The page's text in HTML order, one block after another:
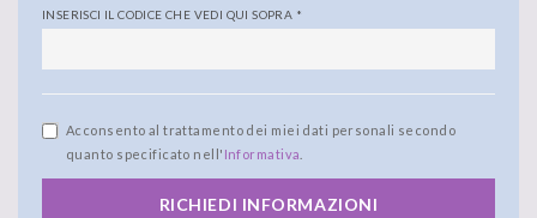
INSERISCI IL CODICE CHE VEDI QUI SOPRA *
Acconsento al trattamento dei miei dati personali secondo
quanto specificato nell' Informativa
RICHIEDI INFORMAZIONI